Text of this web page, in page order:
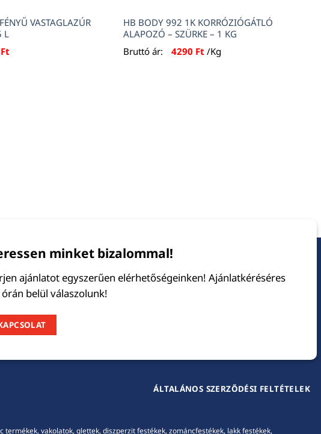
VASTAGLAZÚR
L
Ft
HB BODY 992 1K KORRÓZIÓGÁTLÓ
ALAPOZÓ – SZÜRKE – 1 KG
Bruttó ár:
4290 Ft /Kg
minket bizalommal!
ajánlatot egyszerűen elérhetőségeinken! Ajánlatkéréséres
belül válaszolunk!
ÁLTALÁNOS SZERZŐDÉSI FELTÉTELEK
vakolatok, glettek, diszperzit festékek, zománcfestékek, lakk festékek,